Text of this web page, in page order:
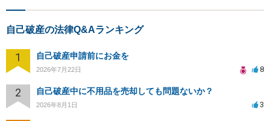
自己破産の法律Q&Aランキング
1 自己破産申請前にお金を
2026年7月22日 8
2 自己破産中に不用品を売却しても問題ないか？
2026年8月1日 3